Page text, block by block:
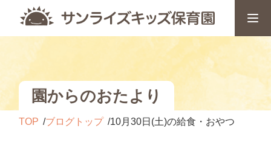
園からのおたより
TOP ブログトップ 10月30日(土)の給食・おやつ